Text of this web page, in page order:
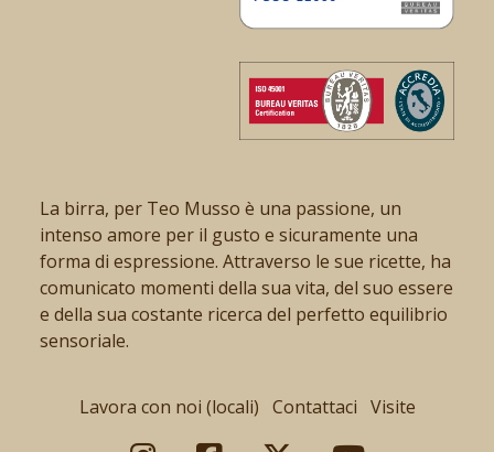
La birra, per Teo Musso è una passione, un
intenso amore per il gusto e sicuramente una
forma di espressione. Attraverso le sue ricette, ha
comunicato momenti della sua vita, del suo essere
e della sua costante ricerca del perfetto equilibrio
sensoriale.
Lavora con noi (locali) Contattaci Visite